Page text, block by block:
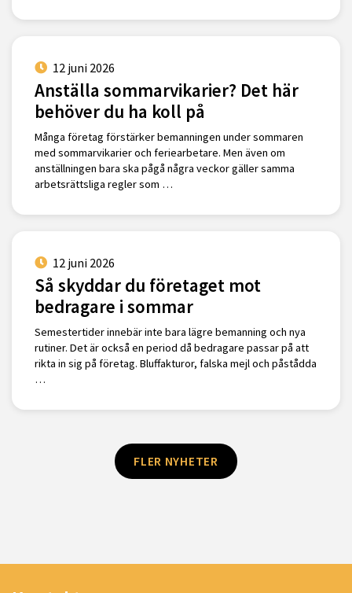
12 juni 2026
Anställa sommarvikarier? Det här
behöver du ha koll på
Många företag förstärker bemanningen under sommaren
med sommarvikarier och feriearbetare. Men även om
anställningen bara ska pågå några veckor gäller samma
arbetsrättsliga regler som …
12 juni 2026
Så skyddar du företaget mot
bedragare i sommar
Semestertider innebär inte bara lägre bemanning och nya
rutiner. Det är också en period då bedragare passar på att
rikta in sig på företag. Bluffakturor, falska mejl och påstådda
…
FLER NYHETER